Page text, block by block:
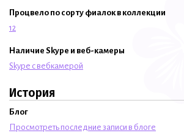
Процвело по сорту фиалок в коллекции
12
Наличие Skype и веб-камеры
Skype с вебкамерой
История
Блог
Просмотреть последние записи в блоге